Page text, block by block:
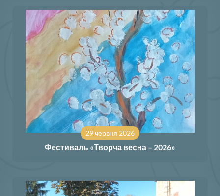
29 червня 2026
Фестиваль «Творча весна – 2026»